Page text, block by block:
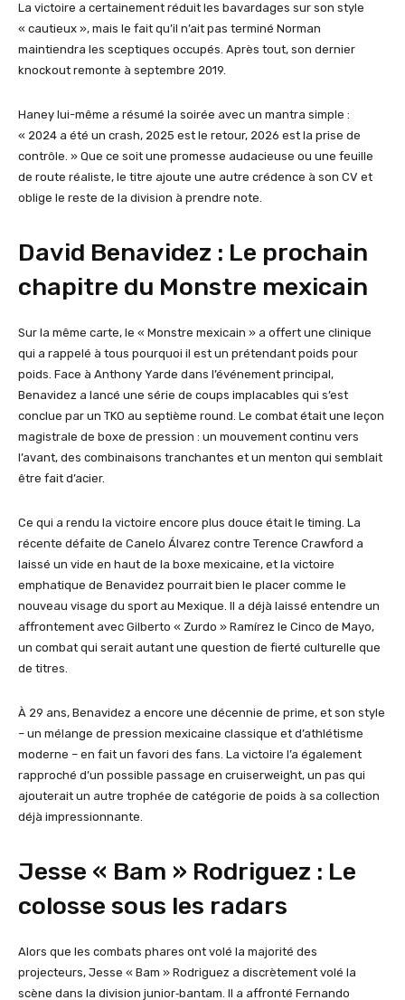
La victoire a certainement réduit les bavardages sur son style
« cautieux », mais le fait qu’il n’ait pas terminé Norman
maintiendra les sceptiques occupés. Après tout, son dernier
knockout remonte à septembre 2019.
Haney lui-même a résumé la soirée avec un mantra simple :
« 2024 a été un crash, 2025 est le retour, 2026 est la prise de
contrôle. » Que ce soit une promesse audacieuse ou une feuille
de route réaliste, le titre ajoute une autre crédence à son CV et
oblige le reste de la division à prendre note.
David Benavidez : Le prochain
chapitre du Monstre mexicain
Sur la même carte, le « Monstre mexicain » a offert une clinique
qui a rappelé à tous pourquoi il est un prétendant poids pour
poids. Face à Anthony Yarde dans l’événement principal,
Benavidez a lancé une série de coups implacables qui s’est
conclue par un TKO au septième round. Le combat était une leçon
magistrale de boxe de pression : un mouvement continu vers
l’avant, des combinaisons tranchantes et un menton qui semblait
être fait d’acier.
Ce qui a rendu la victoire encore plus douce était le timing. La
récente défaite de Canelo Álvarez contre Terence Crawford a
laissé un vide en haut de la boxe mexicaine, et la victoire
emphatique de Benavidez pourrait bien le placer comme le
nouveau visage du sport au Mexique. Il a déjà laissé entendre un
affrontement avec Gilberto « Zurdo » Ramírez le Cinco de Mayo,
un combat qui serait autant une question de fierté culturelle que
de titres.
À 29 ans, Benavidez a encore une décennie de prime, et son style
– un mélange de pression mexicaine classique et d’athlétisme
moderne – en fait un favori des fans. La victoire l’a également
rapproché d’un possible passage en cruiserweight, un pas qui
ajouterait un autre trophée de catégorie de poids à sa collection
déjà impressionnante.
Jesse « Bam » Rodriguez : Le
colosse sous les radars
Alors que les combats phares ont volé la majorité des
projecteurs, Jesse « Bam » Rodriguez a discrètement volé la
scène dans la division junior‑bantam. Il a affronté Fernando